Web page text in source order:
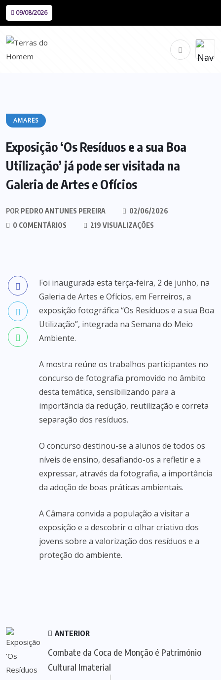
09/08/2026
AMARES
Exposição ‘Os Resíduos e a sua Boa
Utilização’ já pode ser visitada na
Galeria de Artes e Ofícios
POR PEDRO ANTUNES PEREIRA
02/06/2026
0 COMENTÁRIOS
219 VISUALIZAÇÕES
Foi inaugurada esta terça-feira, 2 de junho, na
Galeria de Artes e Ofícios, em Ferreiros, a
exposição fotográfica “Os Resíduos e a sua Boa
Utilização”, integrada na Semana do Meio
Ambiente.
A mostra reúne os trabalhos participantes no
concurso de fotografia promovido no âmbito
desta temática, sensibilizando para a
importância da redução, reutilização e correta
separação dos resíduos.
O concurso destinou-se a alunos de todos os
níveis de ensino, desafiando-os a refletir e a
expressar, através da fotografia, a importância
da adoção de boas práticas ambientais.
A Câmara convida a população a visitar a
exposição e a descobrir o olhar criativo dos
jovens sobre a valorização dos resíduos e a
proteção do ambiente.
ANTERIOR
Combate da Coca de Monção é Património
Cultural Imaterial